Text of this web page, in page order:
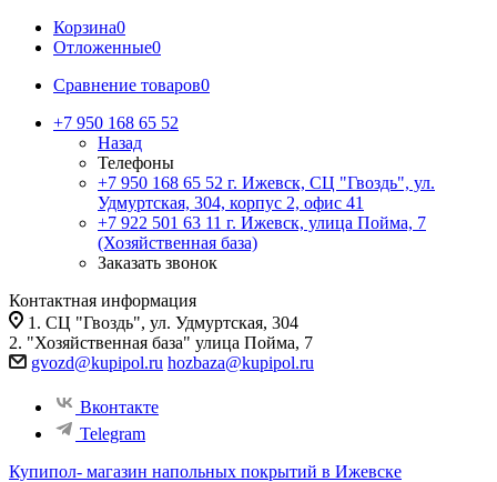
Корзина0
Отложенные0
Сравнение товаров0
+7 950 168 65 52
Назад
Телефоны
+7 950 168 65 52 г. Ижевск, СЦ "Гвоздь", ул.
Удмуртская, 304, корпус 2, офис 41
+7 922 501 63 11 г. Ижевск, улица Пойма, 7
(Хозяйственная база)
Заказать звонок
Контактная информация
1. СЦ "Гвоздь", ул. Удмуртская, 304
2. "Хозяйственная база" улица Пойма, 7
gvozd@kupipol.ru hozbaza@kupipol.ru
Вконтакте
Telegram
Купипол- магазин напольных покрытий в Ижевске